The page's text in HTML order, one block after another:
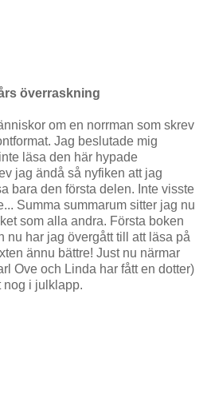
överraskning
om en norrman som skrev
Jag beslutade mig
läsa den här hypade
jag ändå så nyfiken att jag
bara den första delen. Inte visste
Summa summarum sitter jag nu
som alla andra. Första boken
nu har jag övergått till att läsa på
ännu bättre! Just nu närmar
Ove och Linda har fått en dotter)
nog i julklapp.